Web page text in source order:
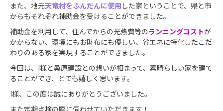
また、地元天竜材をふんだんに使用 した家ということで、県と市
からもそれぞれ補助金を受けることができました。
補助金を利用して、住んでからの光熱費等のランニングコストが
かからない、環境にもお財布にも優しい、省エネに特化したこだ
わりのある家を実現することができました。
今回は、I様と桑原建設との想いが相まって、素晴らしい家を建て
ることができ、とても嬉しく思います。
I様、この度は誠にありがとうございました。
また定期点検の際に伺わせていただきます！